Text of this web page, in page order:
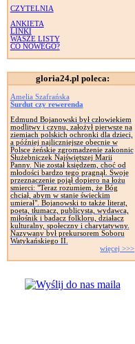
CZYTELNIA
ANKIETA
LINKI
WASZE LISTY
CO NOWEGO?
gloria24.pl poleca:
Amelia Szafrańska
Surdut czy rewerenda
Edmund Bojanowski był człowiekiem
modlitwy i czynu, założył pierwsze na
ziemiach polskich ochronki dla dzieci,
a później najliczniejsze obecnie w
Polsce żeńskie zgromadzenie zakonnic
Służebniczek Najświętszej Marii
Panny. Nie został księdzem, choć od
młodości bardzo tego pragnął. Swoje
przeznaczenie pojął dopiero na łożu
smierci: "Teraz rozumiem, że Bóg
chciał, abym w stanie świeckim
umierał". Bojanowski to także literat,
poeta, tłumacz, publicysta, wydawca,
miłośnik i badacz folkloru, działacz
kulturalny, społeczny i charytatywny.
Nazywany był prekursorem Soboru
Watykańskiego II.
więcej >>>